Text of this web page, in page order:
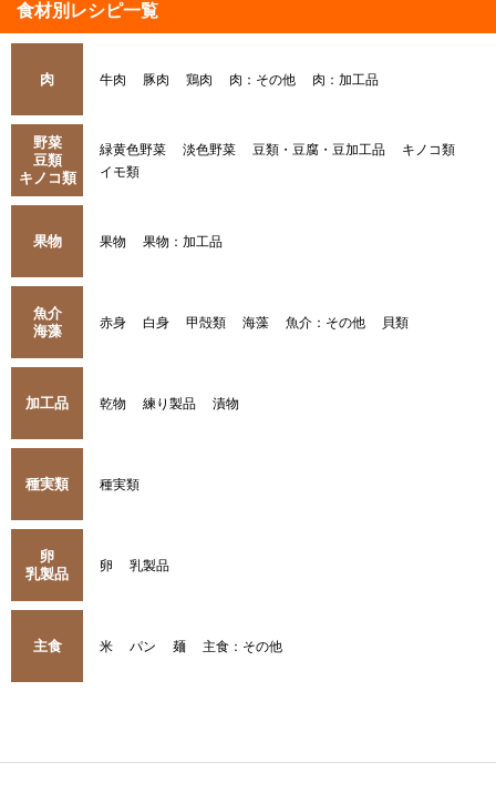
食材別レシピ一覧
肉 牛肉 豚肉 鶏肉 肉：その他 肉：加工品
野菜
豆類
キノコ類
緑黄色野菜 淡色野菜 豆類・豆腐・豆加工品
キノコ類
イモ類
果物 果物 果物：加工品
魚介
海藻
赤身 白身 甲殻類 海藻 魚介：その他 貝類
加工品 乾物 練り製品 漬物
種実類 種実類
卵
乳製品
卵 乳製品
主食 米 パン 麺 主食：その他